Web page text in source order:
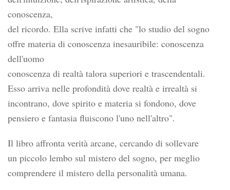
conoscenza,
del ricordo. Ella scrive infatti che "lo studio del sogno
offre materia di conoscenza inesauribile: conoscenza
dell'uomo
conoscenza di realtà talora superiori e trascendentali.
Esso arriva nelle profondità dove realtà e irrealtà si
incontrano, dove spirito e materia si fondono, dove
pensiero e fantasia fluiscono l'uno nell'altro".
Il libro affronta verità arcane, cercando di sollevare
un piccolo lembo sul mistero del sogno, per meglio
comprendere il mistero della personalità umana.